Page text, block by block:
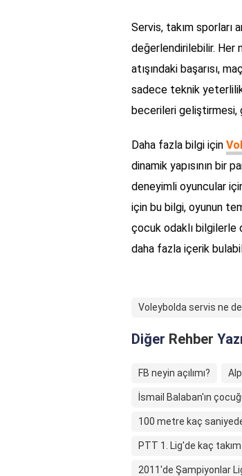
Servis, takım sporları
değerlendirilebilir. Her
atışındaki başarısı,
sadece teknik yeterlilik
becerileri geliştirmesi,
Daha fazla bilgi için
dinamik yapısının bir
deneyimli oyuncular
için bu bilgi, oyunun
çocuk odaklı bilgilerle
daha fazla içerik
Voleybolda servis ne
Diğer Rehber
FB neyin açılımı?
İsmail Balaban'ın
100 metre kaç
PTT 1. Lig'de kaç
2011'de Şampiyonlar